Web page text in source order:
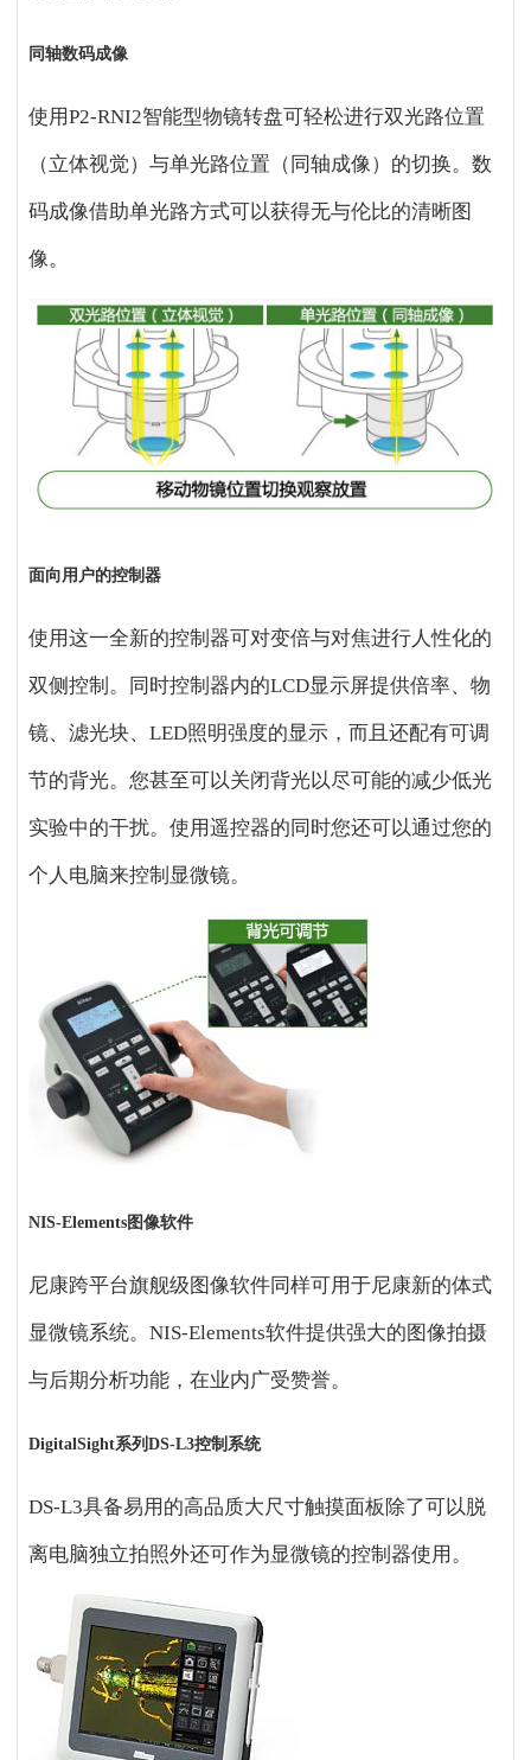
同轴数码成像
使用P2-RNI2智能型物镜转盘可轻松进行双光路位置
（立体视觉）与单光路位置（同轴成像）的切换。数
码成像借助单光路方式可以获得无与伦比的清晰图
像。
面向用户的控制器
使用这一全新的控制器可对变倍与对焦进行人性化的
双侧控制。同时控制器内的LCD显示屏提供倍率、物
镜、滤光块、LED照明强度的显示，而且还配有可调
节的背光。您甚至可以关闭背光以尽可能的减少低光
实验中的干扰。使用遥控器的同时您还可以通过您的
个人电脑来控制显微镜。
NIS-Elements图像软件
尼康跨平台旗舰级图像软件同样可用于尼康新的体式
显微镜系统。NIS-Elements软件提供强大的图像拍摄
与后期分析功能，在业内广受赞誉。
DigitalSight系列DS-L3控制系统
DS-L3具备易用的高品质大尺寸触摸面板除了可以脱
离电脑独立拍照外还可作为显微镜的控制器使用。